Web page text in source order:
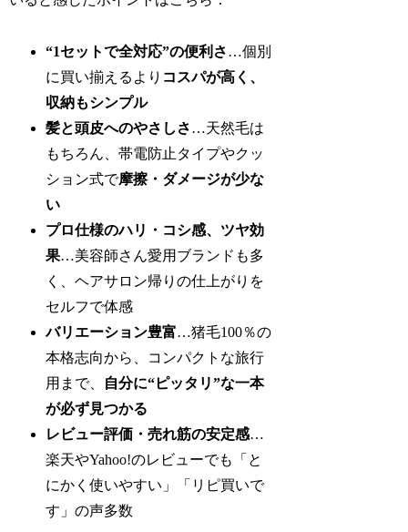
“1セットで全対応”の便利さ…個別
に買い揃えるより コスパが高く、
収納もシンプル
髪と頭皮へのやさしさ…天然毛は
もちろん、帯電防止タイプやクッ
ション式で摩擦・ダメージが少な
い
プロ仕様のハリ・コシ感、ツヤ効
果…美容師さん愛用ブランドも多
く、ヘアサロン帰りの仕上がりを
セルフで体感
バリエーション豊富…猪毛100％の
本格志向から、コンパクトな旅行
用まで、
自分に“ピッタリ”な一本
が必ず見つかる
レビュー評価・売れ筋の安定感…
楽天やYahoo!のレビューでも「と
にかく使いやすい」「リピ買いで
す」の声多数